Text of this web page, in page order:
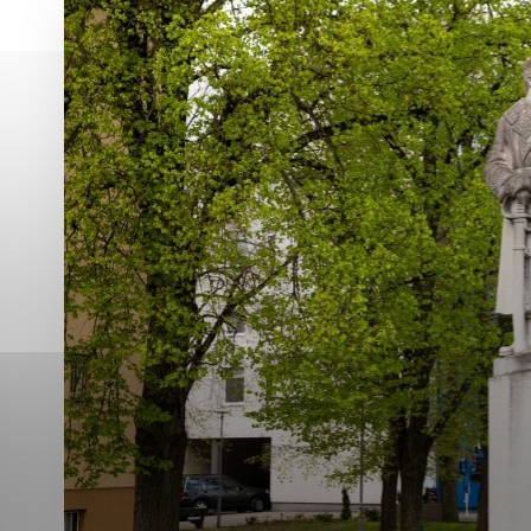
Karanténna stanica Malacky
Sčítanie obyvateľov, domov a bytov
2021
Separovaný zber v meste
Technické cookies
Technické súbory
tým, že umožňujú
stránky. Bez týchto
Analytické cookies
Analytické cookies
aby mohol stránky
možné ich spojiť s